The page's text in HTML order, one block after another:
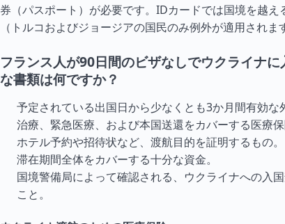
券（パスポート）が必要です。IDカードでは国境を越え
（ トルコおよびジョージアの国民のみ例外が適用されま
フランス人が90日間のビザなしでウクライナ
な書類は何ですか？
予定されている出国日から少なくとも3か月間有効な
治療、緊急医療、および本国送還をカバーする医療保
ホテル予約や招待状など、渡航目的を証明するもの。
滞在期間全体をカバーする十分な資金。
国境警備局によって確認される、ウクライナへの入
こと。